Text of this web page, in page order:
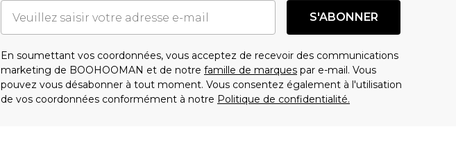
S'ABONNER
En soumettant vos coordonnées, vous acceptez de recevoir des communications
marketing de BOOHOOMAN et de notre famille de marques par e-mail. Vous
pouvez vous désabonner à tout moment. Vous consentez également à l'utilisation
de vos coordonnées conformément à notre Politique de confidentialité.